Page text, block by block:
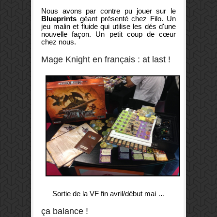
Nous avons par contre pu jouer sur le
Blueprints géant présenté chez Filo. Un
jeu malin et fluide qui utilise les dés d'une
nouvelle façon. Un petit coup de cœur
chez nous.
Mage Knight en français : at last !
Sortie de la VF fin avril/début mai …
ça balance !